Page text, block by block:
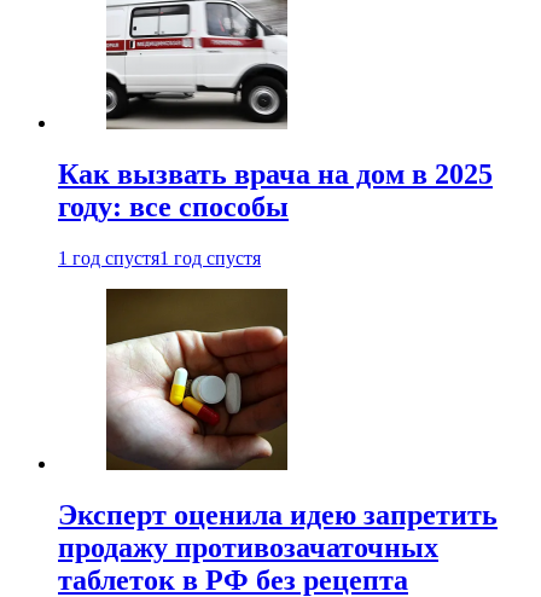
Как вызвать врача на дом в 2025
году: все способы
1 год спустя1 год спустя
Эксперт оценила идею запретить
продажу противозачаточных
таблеток в РФ без рецепта